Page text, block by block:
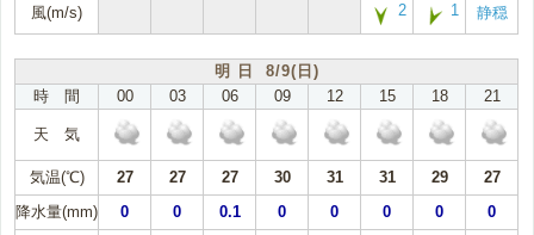
風(m/s) 2 1 静穏
明 日 8/9(日)
時 間
00 03 06 09 12 15 18 21
天 気
気温(℃) 27 27 27 30 31 31 29
27
降水量(mm)
0 0 0.1 0 0 0 0 0